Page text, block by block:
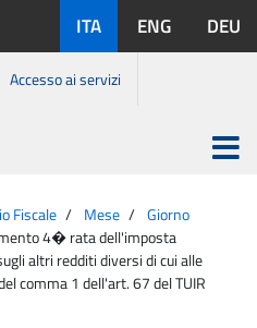
disponibili:
ITA ENG DEU
Accesso ai servizi
Apri
menu
Fiscale Mese
Giorno
4� rata dell'imposta
altri redditi diversi di cui alle
comma 1 dell'art. 67 del TUIR